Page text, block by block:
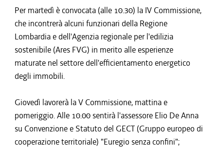
Per martedì è convocata (alle 10.30) la IV Commissione,
che incontrerà alcuni funzionari della Regione
Lombardia e dell'Agenzia regionale per l'edilizia
sostenibile (Ares FVG) in merito alle esperienze
maturate nel settore dell'efficientamento energetico
degli immobili.
Giovedì lavorerà la V Commissione, mattina e
pomeriggio. Alle 10.00 sentirà l'assessore Elio De Anna
su Convenzione e Statuto del GECT (Gruppo europeo di
cooperazione territoriale) "Euregio senza confini";